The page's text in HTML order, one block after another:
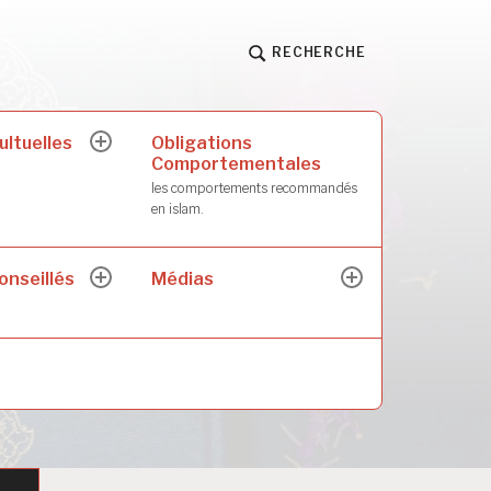
RECHERCHE
ouvrir Obligations
Comportementales
les comportements recommandés
en islam.
ouvrir
menu
Médias
ouvrir
menu